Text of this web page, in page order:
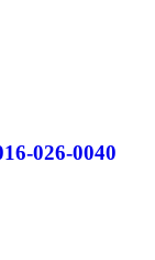
026-0040